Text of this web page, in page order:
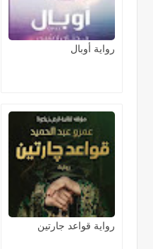
رواية أوبال
رواية قواعد جارتين